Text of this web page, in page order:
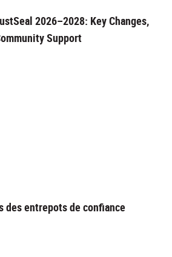
2026–2028: Key Changes,
Support
des entrepots de confiance